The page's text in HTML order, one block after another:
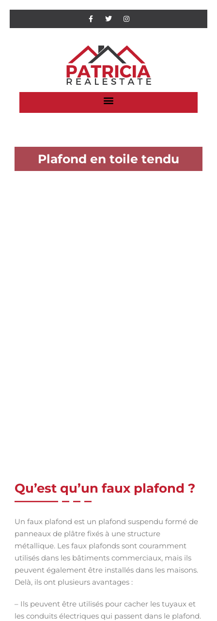
Plafond en toile tendu
Qu’est qu’un faux plafond ?
Un faux plafond est un plafond suspendu formé de
panneaux de plâtre fixés à une structure
métallique. Les faux plafonds sont couramment
utilisés dans les bâtiments commerciaux, mais ils
peuvent également être installés dans les maisons.
Delà, ils ont plusieurs avantages :
– Ils peuvent être utilisés pour cacher les tuyaux et
les conduits électriques qui passent dans le plafond.